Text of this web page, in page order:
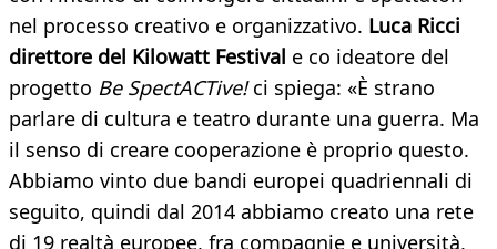
nel processo creativo e organizzativo. Luca Ricci
direttore del Kilowatt Festival e co ideatore del
progetto Be SpectACTive!ci spiega: «È strano
parlare di cultura e teatro durante una guerra. Ma
il senso di creare cooperazione è proprio questo.
Abbiamo vinto due bandi europei quadriennali di
seguito, quindi dal 2014 abbiamo creato una rete
di 19 realtà europee, fra compagnie e università,